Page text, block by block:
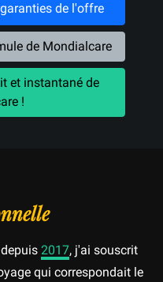
de l'offre
de Mondialcare
et instantané de
!
2017, j'ai souscrit
qui correspondait le